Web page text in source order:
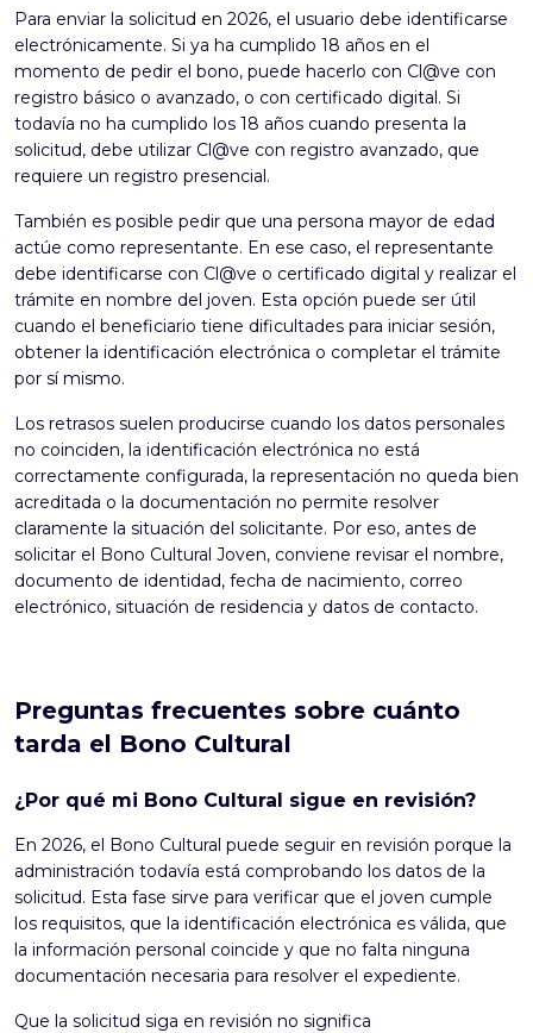
Para enviar la solicitud en 2026, el usuario debe identificarse
electrónicamente. Si ya ha cumplido 18 años en el
momento de pedir el bono, puede hacerlo con Cl@ve con
registro básico o avanzado, o con certificado digital. Si
todavía no ha cumplido los 18 años cuando presenta la
solicitud, debe utilizar Cl@ve con registro avanzado, que
requiere un registro presencial.
También es posible pedir que una persona mayor de edad
actúe como representante. En ese caso, el representante
debe identificarse con Cl@ve o certificado digital y realizar el
trámite en nombre del joven. Esta opción puede ser útil
cuando el beneficiario tiene dificultades para iniciar sesión,
obtener la identificación electrónica o completar el trámite
por sí mismo.
Los retrasos suelen producirse cuando los datos personales
no coinciden, la identificación electrónica no está
correctamente configurada, la representación no queda bien
acreditada o la documentación no permite resolver
claramente la situación del solicitante. Por eso, antes de
solicitar el Bono Cultural Joven, conviene revisar el nombre,
documento de identidad, fecha de nacimiento, correo
electrónico, situación de residencia y datos de contacto.
Preguntas frecuentes sobre cuánto
tarda el Bono Cultural
¿Por qué mi Bono Cultural sigue en revisión?
En 2026, el Bono Cultural puede seguir en revisión porque la
administración todavía está comprobando los datos de la
solicitud. Esta fase sirve para verificar que el joven cumple
los requisitos, que la identificación electrónica es válida, que
la información personal coincide y que no falta ninguna
documentación necesaria para resolver el expediente.
Que la solicitud siga en revisión no significa